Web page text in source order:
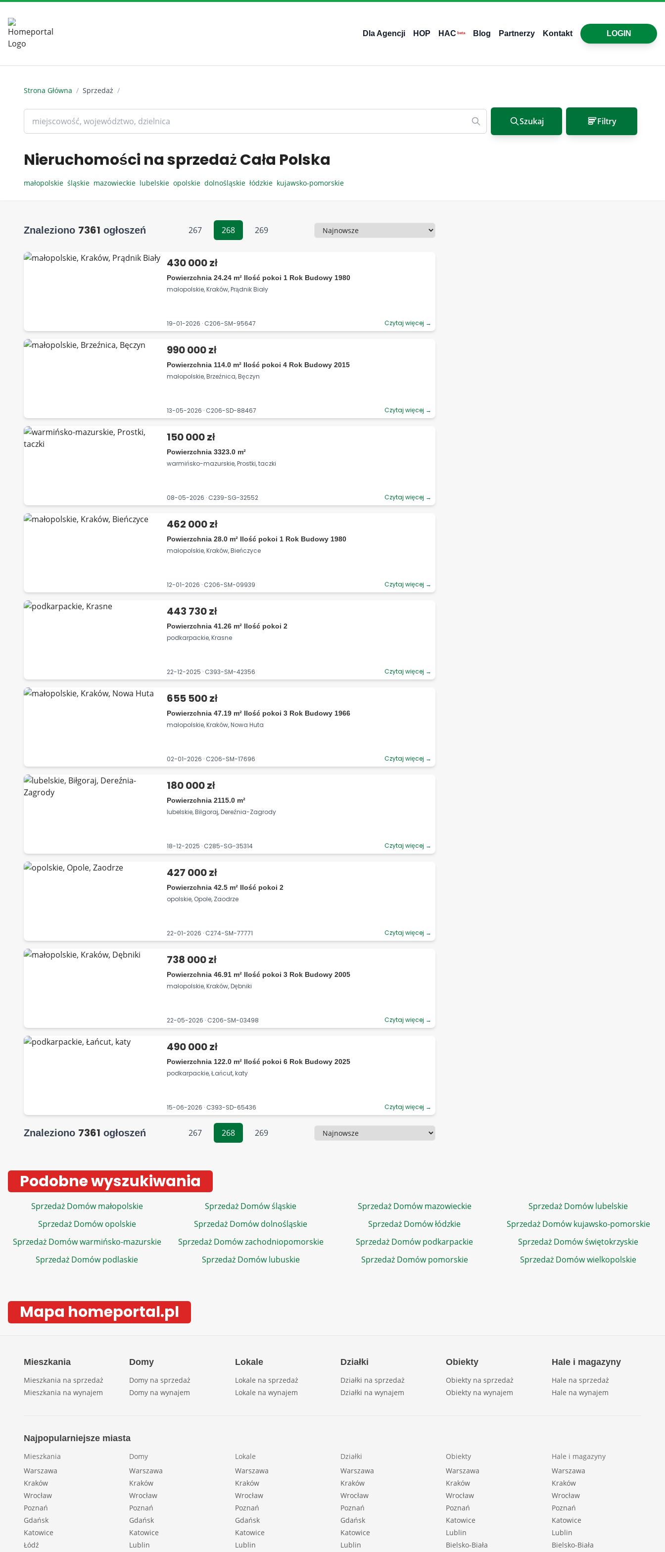
Dla Agencji HOP HAC beta Blog Partnerzy Kontakt LOGIN
Strona Główna / Sprzedaż /
Szukaj Filtry
Nieruchomości na sprzedaż Cała Polska
małopolskie śląskie mazowieckie lubelskie opolskie dolnośląskie łódzkie kujawsko-pomorskie
Znaleziono 7361 ogłoszeń 267 268 269 Sortowanie
430 000 zł
Powierzchnia 24.24 m² Ilość pokoi 1 Rok Budowy 1980
małopolskie, Kraków, Prądnik Biały
19-01-2026 · C206-SM-95647 Czytaj więcej →
990 000 zł
Powierzchnia 114.0 m² Ilość pokoi 4 Rok Budowy 2015
małopolskie, Brzeźnica, Bęczyn
13-05-2026 · C206-SD-88467 Czytaj więcej →
150 000 zł
Powierzchnia 3323.0 m²
warmińsko-mazurskie, Prostki, taczki
08-05-2026 · C239-SG-32552 Czytaj więcej →
462 000 zł
Powierzchnia 28.0 m² Ilość pokoi 1 Rok Budowy 1980
małopolskie, Kraków, Bieńczyce
12-01-2026 · C206-SM-09939 Czytaj więcej →
443 730 zł
Powierzchnia 41.26 m² Ilość pokoi 2
podkarpackie, Krasne
22-12-2025 · C393-SM-42356 Czytaj więcej →
655 500 zł
Powierzchnia 47.19 m² Ilość pokoi 3 Rok Budowy 1966
małopolskie, Kraków, Nowa Huta
02-01-2026 · C206-SM-17696 Czytaj więcej →
180 000 zł
Powierzchnia 2115.0 m²
lubelskie, Biłgoraj, Dereźnia-Zagrody
18-12-2025 · C285-SG-35314 Czytaj więcej →
427 000 zł
Powierzchnia 42.5 m² Ilość pokoi 2
opolskie, Opole, Zaodrze
22-01-2026 · C274-SM-77771 Czytaj więcej →
738 000 zł
Powierzchnia 46.91 m² Ilość pokoi 3 Rok Budowy 2005
małopolskie, Kraków, Dębniki
22-05-2026 · C206-SM-03498 Czytaj więcej →
490 000 zł
Powierzchnia 122.0 m² Ilość pokoi 6 Rok Budowy 2025
podkarpackie, Łańcut, katy
15-06-2026 · C393-SD-65436 Czytaj więcej →
Znaleziono 7361 ogłoszeń 267 268 269 Sortowanie
Podobne wyszukiwania
Sprzedaż Domów małopolskie Sprzedaż Domów śląskie Sprzedaż Domów mazowieckie
Sprzedaż Domów lubelskie
Sprzedaż Domów opolskie
Sprzedaż Domów dolnośląskie Sprzedaż Domów łódzkie
Sprzedaż Domów kujawsko-pomorskie
Sprzedaż Domów warmińsko-mazurskie
Sprzedaż Domów zachodniopomorskie Sprzedaż Domów podkarpackie
Sprzedaż Domów świętokrzyskie
Sprzedaż Domów podlaskie
Sprzedaż Domów lubuskie Sprzedaż Domów pomorskie Sprzedaż Domów wielkopolskie
Mapa homeportal.pl
Mieszkania
Mieszkania na sprzedaż
Mieszkania na wynajem
Domy
Domy na sprzedaż
Domy na wynajem
Lokale
Lokale na sprzedaż
Lokale na wynajem
Działki
Działki na sprzedaż
Działki na wynajem
Obiekty
Obiekty na sprzedaż
Obiekty na wynajem
Hale i magazyny
Hale na sprzedaż
Hale na wynajem
Najpopularniejsze miasta
Mieszkania
Warszawa
Kraków
Wrocław
Poznań
Gdańsk
Katowice
Łódź
Domy
Warszawa
Kraków
Wrocław
Poznań
Gdańsk
Katowice
Lublin
Lokale
Warszawa
Kraków
Wrocław
Poznań
Gdańsk
Katowice
Lublin
Działki
Warszawa
Kraków
Wrocław
Poznań
Gdańsk
Katowice
Lublin
Obiekty
Warszawa
Kraków
Wrocław
Poznań
Katowice
Lublin
Bielsko-Biała
Hale i magazyny
Warszawa
Kraków
Wrocław
Poznań
Katowice
Lublin
Bielsko-Biała